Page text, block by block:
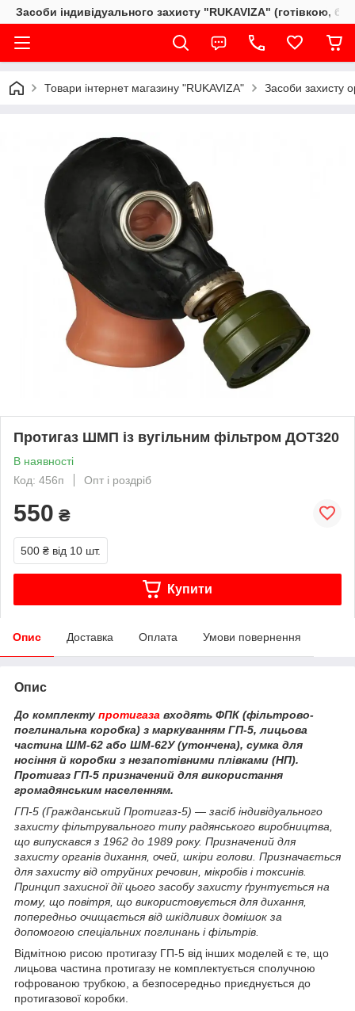
Засоби індивідуального захисту "RUKAVIZA" (готівкою,
Товари інтернет магазину "RUKAVIZA" Засоби захисту
Протигаз ШМП із вугільним фільтром ДОТ320
В наявності
Код: 456п
Опт і роздріб
550 ₴
500 ₴ від 10 шт.
Купити
Опис Доставка Оплата Умови повернення
Опис
До комплекту протигаза входять ФПК (фільтрово-
поглинальна коробка) з маркуванням ГП-5, лицьова
частина ШМ-62 або ШМ-62У (утончена), сумка для
носіння й коробки з незапотівними плівками (НП).
Протигаз ГП-5 призначений для використання
громадянським населенням.
ГП-5 (Гражданський Протигаз-5) — засіб індивідуального
захисту фільтрувального типу радянського виробництва,
що випускався з 1962 до 1989 року. Призначений для
захисту органів дихання, очей, шкіри голови. Призначається
для захисту від отруйних речовин, мікробів і токсинів.
Принцип захисної дії цього засобу захисту ґрунтується на
тому, що повітря, що використовується для дихання,
попередньо очищається від шкідливих домішок за
допомогою спеціальних поглинань і фільтрів.
Відмітною рисою протигазу ГП-5 від інших моделей є те, що
лицьова частина протигазу не комплектується сполучною
гофрованою трубкою, а безпосередньо приєднується до
протигазової коробки.